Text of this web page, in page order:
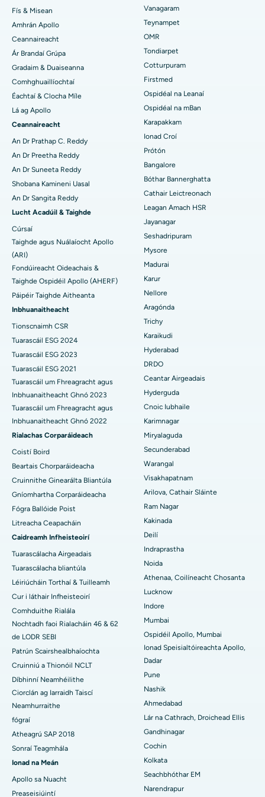
Aimsigh Péidiatraiceach
Aimsigh Deirmeolaí
Aimsigh Úireolaí
Aimsigh Diaibéiteolaí
Aimsigh Gínéiceolaí
Aimsigh Lia Ginearálta
Aimsigh Síceolaí
Aimsigh Máinlia Ginearálta
An tOspidéal is Fearr i Jubilee Hills, Hyderabad
An tOspidéal is Fearr i Tondiarpet, Chennai
An tOspidéal is Fearr i Kotturpuram, Chennai
Ospidéal is Fearr i Bóthar Kovai, Karur
An tOspidéal is Fearr i Karapakkam, Chennai
An tOspidéal is Fearr in Arilova, Vizag
An tOspidéal is Fearr i Kanpur Road, Lucknow
An tOspidéal is Fearr in Earnáil-26, Noida
An tOspidéal is Fearr i Gandhinagar, Ahmedabad
An tOspidéal is Fearr in Aragonda, Andhra Pradesh
An tOspidéal is Fearr i mBóthar Bannerghatta, Bangalore
An tOspidéal is Fearr in Aonad-15, Bhubaneswar
An tOspidéal is Fearr i Seepat Road, Bilaspur
An tOspidéal is Fearr in Ellisbridge, Ahmedabad
An tOspidéal is Fearr i Nua-Deilí
An tOspidéal is Fearr i DRDO, Hyderabad
An tOspidéal is Fearr i GS Road, Guwahati
An tOspidéal is Fearr i Hyderguda, Hyderabad
An tOspidéal is Fearr i Vijay Nagar, Indore
An tOspidéal is Fearr i Suryaraopeta Main Road, Kakinada
An tOspidéal is Fearr i gCanáil Chiorclach Bhóthar, Kolkata
An tOspidéal is Fearr i CBD Belapur, Navi Mumbai
An tOspidéal is Fearr i Panchavati, Nashik
An tOspidéal is Fearr i Secunderabad, Hyderabad
Ospidéal is Fearr i Seshadripuram, Bangalore
An tOspidéal is Fearr i Waltair Main Road, Visakhapatnam
An tOspidéal is Fearr i mBóthar Subhash Nagar, Karimnagar
Ospidéal is Fearr i Managari, Karaikudi
An tOspidéal is Fearr in Arepally, Warangal
An tOspidéal is Fearr i gCoilíneacht Arera, Bhopal
Ospidéal is Fearr i Jayanagar, Bangalore
An tOspidéal is Fearr i KK Nagar, Madurai
Ospidéal is Fearr i Ramji Nagar, Nellore
Máinliacht Lasik
Rhinoplasty
Liposuction
Angiogram Corónach
Athsholáthar Comhla Aortach Transcatheter
Deisiú Comhla MitraClip
Máinliacht Chairdiach Íosta Ionrach
Ablation Catheter
Máinliacht Atógála ACL
Athsholáthar Ghualainn Droim ar Ais
Ablation Endometrial
Embolization Artaire útarach
Cystectomy ovarian
Máinliacht Ailse Cíche
Brachteiripe
colonoscopy
Polypectomy
Spreagadh Deep Brain
Scagdhealú peritoneal
Bithóipse Duán
Parathyroidectomy
Máinliacht Cytoreductive
Athsholáthar Glún Iomlán Ceirmeach
ERCP
Fís & Misean
Amhrán Apollo
Ceannaireacht
Ár Brandaí Grúpa
Gradaim & Duaiseanna
Comhghuaillíochtaí
Éachtaí & Clocha Míle
Lá ag Apollo
Ceannaireacht
An Dr Prathap C. Reddy
An Dr Preetha Reddy
An Dr Suneeta Reddy
Shobana Kamineni Uasal
An Dr Sangita Reddy
Lucht Acadúil & Taighde
Cúrsaí
Taighde agus Nuálaíocht Apollo
(ARI)
Fondúireacht Oideachais &
Taighde Ospidéil Apollo (AHERF)
Páipéir Taighde Aitheanta
Inbhuanaitheacht
Tionscnaimh CSR
Tuarascáil ESG 2024
Tuarascáil ESG 2023
Tuarascáil ESG 2021
Tuarascáil um Fhreagracht agus
Inbhuanaitheacht Ghnó 2023
Tuarascáil um Fhreagracht agus
Inbhuanaitheacht Ghnó 2022
Rialachas Corparáideach
Coistí Boird
Beartais Chorparáideacha
Cruinnithe Ginearálta Bliantúla
Gníomhartha Corparáideacha
Fógra Ballóide Poist
Litreacha Ceapacháin
Caidreamh Infheisteoirí
Tuarascálacha Airgeadais
Tuarascálacha bliantúla
Léiriúcháin Torthaí & Tuilleamh
Cur i láthair Infheisteoirí
Comhduithe Rialála
Nochtadh faoi Rialacháin 46 & 62
de LODR SEBI
Patrún Scairshealbhaíochta
Cruinniú a Thionóil NCLT
Díbhinní Neamhéilithe
Ciorclán ag Iarraidh Taiscí
Neamhurraithe
fógraí
Atheagrú SAP 2018
Sonraí Teagmhála
Ionad na Meán
Apollo sa Nuacht
Preaseisiúintí
Vanagaram
Teynampet
OMR
Tondiarpet
Cotturpuram
Firstmed
Ospidéal na Leanaí
Ospidéal na mBan
Karapakkam
Ionad Croí
Prótón
Bangalore
Bóthar Bannerghatta
Cathair Leictreonach
Leagan Amach HSR
Jayanagar
Seshadripuram
Mysore
Madurai
Karur
Nellore
Aragónda
Trichy
Karaikudi
Hyderabad
DRDO
Ceantar Airgeadais
Hyderguda
Cnoic Iubhaile
Karimnagar
Miryalaguda
Secunderabad
Warangal
Visakhapatnam
Arilova, Cathair Sláinte
Ram Nagar
Kakinada
Deilí
Indraprastha
Noida
Athenaa, Coilíneacht Chosanta
Lucknow
Indore
Mumbai
Ospidéil Apollo, Mumbai
Ionad Speisialtóireachta Apollo,
Dadar
Pune
Nashik
Ahmedabad
Lár na Cathrach, Droichead Ellis
Gandhinagar
Cochin
Kolkata
Seachbhóthar EM
Narendrapur